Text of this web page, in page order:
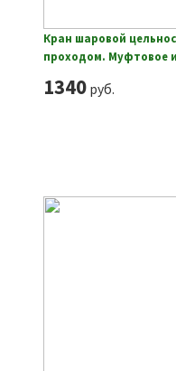
Кран шаровой
проходом. Муфтовое
1340руб.